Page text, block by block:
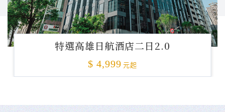
特選高雄日航酒店二日2.0
$ 4,999 元起